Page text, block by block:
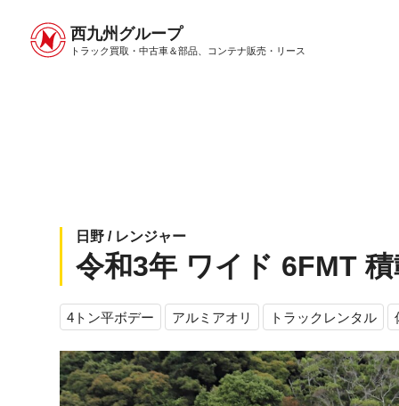
西九州グループ
トラック買取・中古車＆部品、 コンテナ販売・リース
中古トラック販売トップ
日野 / レンジャー
令和3年 ワイド 6FMT
4トン平ボデー アルミアオリ トラックレンタル